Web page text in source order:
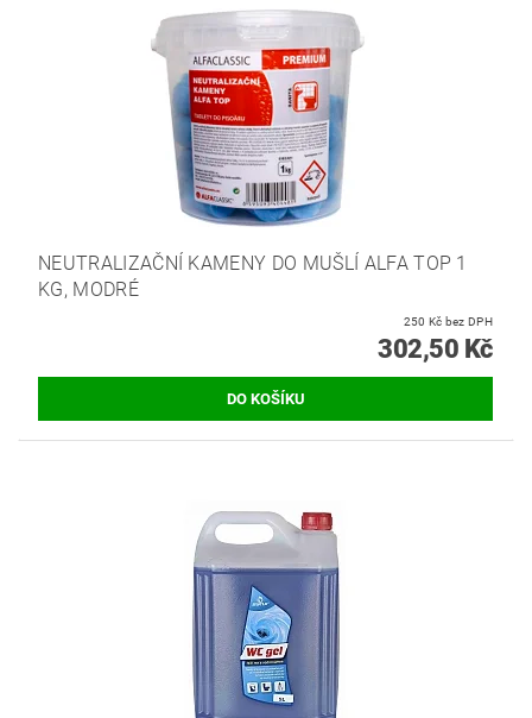
NEUTRALIZAČNÍ KAMENY DO MUŠLÍ ALFA TOP 1
KG, MODRÉ
250 Kč bez DPH
302,50 Kč